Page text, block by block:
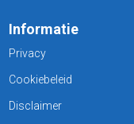
Informatie
Privacy
Cookiebeleid
Disclaimer